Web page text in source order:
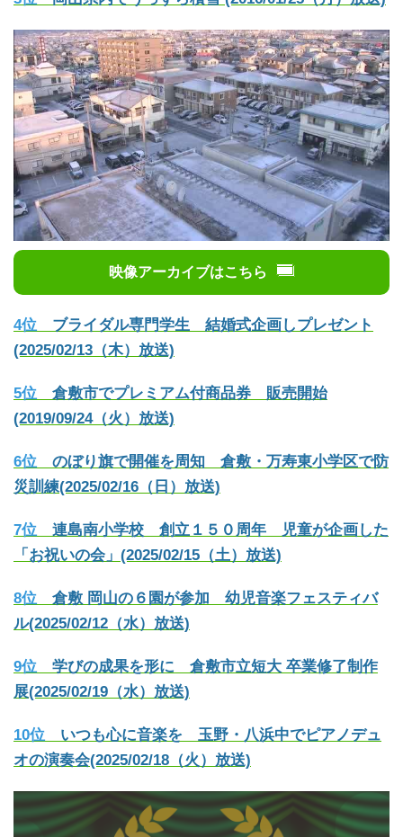
映像アーカイブはこちら
4位 ブライダル専門学生 結婚式企画しプレゼント
(2025/02/13（木）放送)
5位 倉敷市でプレミアム付商品券 販売開始
(2019/09/24（火）放送)
6位 のぼり旗で開催を周知 倉敷・万寿東小学区で防
災訓練(2025/02/16（日）放送)
7位 連島南小学校 創立１５０周年 児童が企画した
「お祝いの会」(2025/02/15（土）放送)
8位 倉敷 岡山の６園が参加 幼児音楽フェスティバ
ル(2025/02/12（水）放送)
9位 学びの成果を形に 倉敷市立短大 卒業修了制作
展(2025/02/19（水）放送)
10位 いつも心に音楽を 玉野・八浜中でピアノデュ
オの演奏会(2025/02/18（火）放送)